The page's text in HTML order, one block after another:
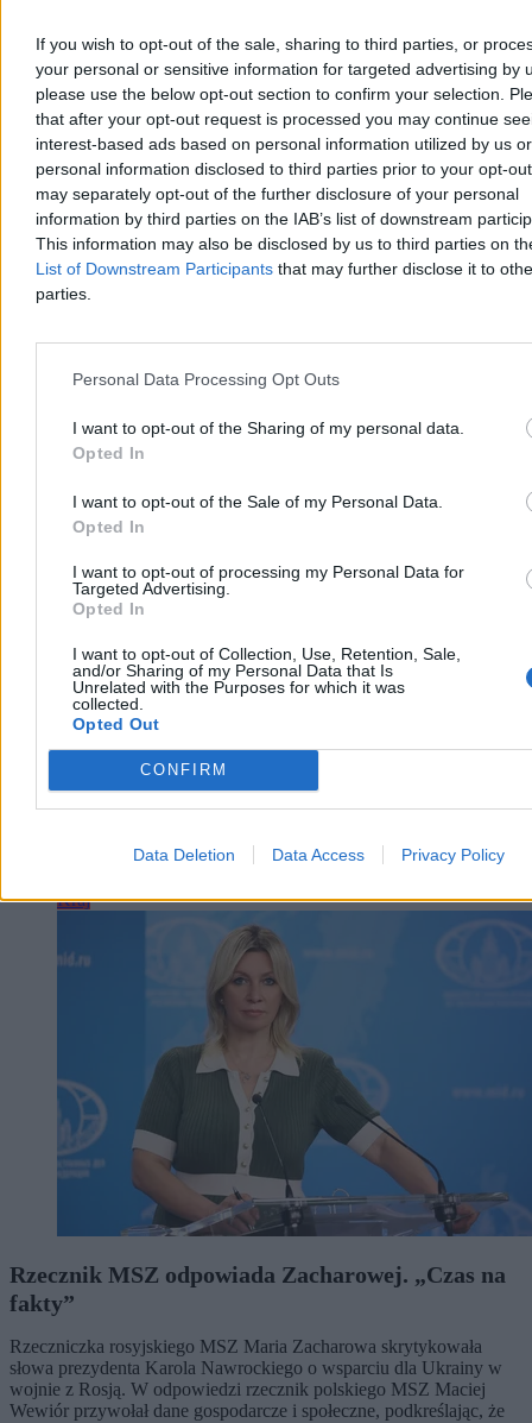
If you wish to opt-out of the sale, sharing to third parties, or
your personal or sensitive information for targeted advertising by
please use the below opt-out section to confirm your selection.
that after your opt-out request is processed you may continue
interest-based ads based on personal information utilized by us or
personal information disclosed to third parties prior to your opt-
may separately opt-out of the further disclosure of your personal
information by third parties on the IAB’s list of downstream
This information may also be disclosed by us to third parties on
List of Downstream Participants that may further disclose it to
parties.
Personal Data Processing Opt Outs
I want to opt-out of the Sharing of my personal data.
Opted In
I want to opt-out of the Sale of my Personal Data.
Opted In
I want to opt-out of processing my Personal Data for
Targeted Advertising.
Opted In
I want to opt-out of Collection, Use, Retention, Sale,
and/or Sharing of my Personal Data that Is
Unrelated with the Purposes for which it was
collected.
Opted Out
CONFIRM
Data Deletion Data Access Privacy Policy
Rolnik zaorał nowy asfalt w Gliwicach. Straty to
ok. 400 tys. zł
marki Ursus celowo wjechał na świeżo położony asfalt, niszcząc
do niego. Policja zatrzymała go na gorącym uczynku. Straty
Aleksandra Cieślik
Wczoraj 18:17
Reklama
Reklama
Kraj
Rzecznik MSZ odpowiada Zacharowej. „Czas na
fakty”
Rzeczniczka rosyjskiego MSZ Maria Zacharowa skrytykowała
słowa prezydenta Karola Nawrockiego o wsparciu dla Ukrainy w
wojnie z Rosją. W odpowiedzi rzecznik polskiego MSZ Maciej
Wewiór przywołał dane gospodarcze i społeczne, podkreślając, że